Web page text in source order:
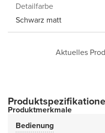
Detailfarbe
Schwarz matt
Aktuelles
Produktmerkmale
Bedienung